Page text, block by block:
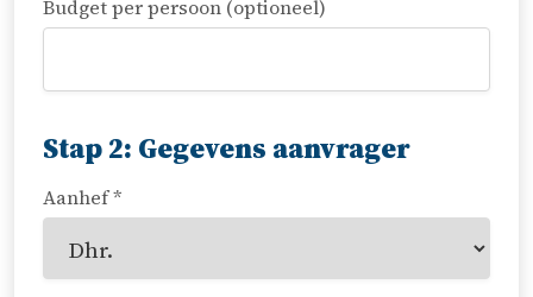
Budget per persoon (optioneel)
Stap 2: Gegevens aanvrager
Aanhef *